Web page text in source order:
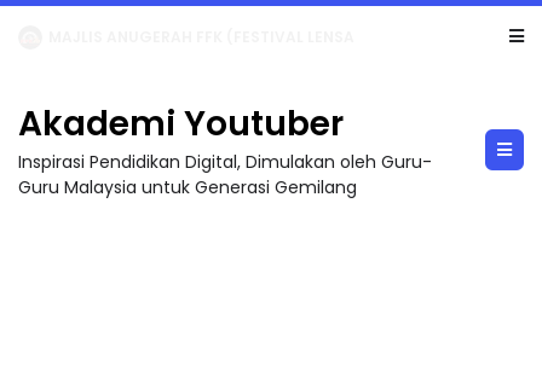
Akademi Youtuber
Inspirasi Pendidikan Digital, Dimulakan oleh Guru-
Guru Malaysia untuk Generasi Gemilang